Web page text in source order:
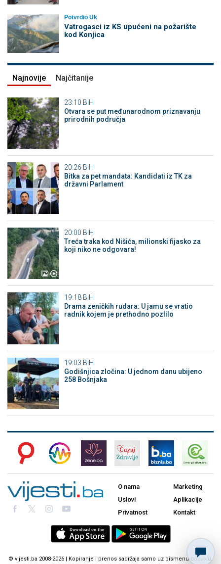
Potvrdio Uk
Vatrogasci iz KS upućeni na požarište
kod Konjica
Najnovije Najčitanije
23:10 BiH
Otvara se put međunarodnom priznavanju
prirodnih područja
20:26 BiH
Bitka za pet mandata: Kandidati iz TK za
državni Parlament
20:00 BiH
Treća traka kod Nišića, milionski fijasko za
koji niko ne odgovara!
19:18 BiH
Drama zeničkih rudara: U jamu se vratio
radnik kojem je prethodno pozlilo
19:03 BiH
Godišnjica zločina: U jednom danu ubijeno
258 Bošnjaka
O nama
Uslovi
Privatnost
Marketing
Aplikacije
Kontakt
© vijesti.ba 2008-2026 | Kopiranje i prenos sadržaja samo uz pismenu dozvolu.